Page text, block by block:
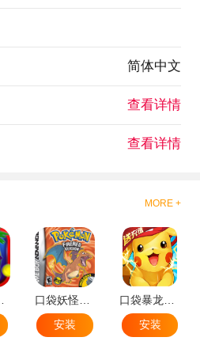
简体中文
查看详情
查看详情
MORE +
安装
安装